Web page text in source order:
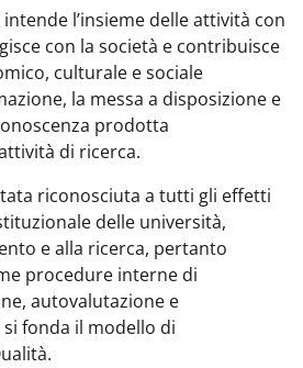
l’insieme delle attività con
con la società e contribuisce
culturale e sociale
la messa a disposizione e
prodotta
di ricerca.
riconosciuta a tutti gli effetti
delle università,
e alla ricerca, pertanto
procedure interne di
autovalutazione e
fonda il modello di